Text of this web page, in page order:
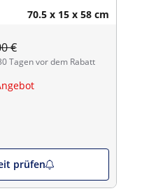
70.5 x 15 x 58 cm
€
Tagen vor dem Rabatt
prüfen